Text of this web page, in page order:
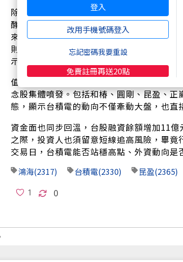
除了台積電一枝獨秀之外，其他大型權值
酵下，股價站上165元關卡，日內漲幅逼近
來到1,410元，展現市場對其AI手機晶片與
則獲資金點火回補，盤中最高來到276元；
示電子權值股全面回溫。
值得一提的是，台積電在法說會中特別釋
念股集體噴發。包括和椿、圓剛、昆盈、
態，顯示台積電的動向不僅牽動大盤，也直
資金面也同步回溫，台股融資餘額增加11
之際，投資人也須留意短線追高風險，畢
交易日，台積電能否站穩高點、外資動向
鴻海(2317) 台積電(2330) 昆盈(2365)
0
登入
改用手機號碼登入
忘記密碼我要重設
免費註冊再送20點